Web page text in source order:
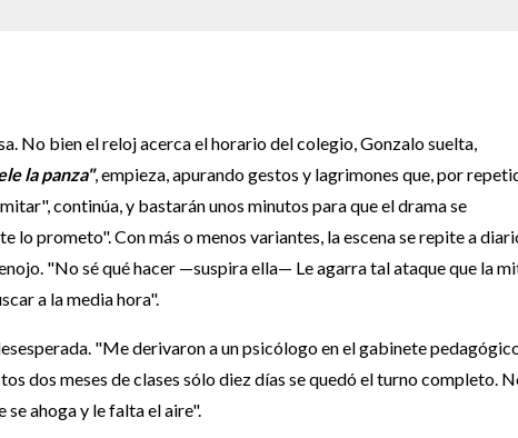
No bien el reloj acerca el horario del colegio, Gonzalo suelta,
la panza", empieza, apurando gestos y lagrimones que, por
continúa, y bastarán unos minutos para que el drama se
lo prometo". Con más o menos variantes, la escena se repite a
"No sé qué hacer —suspira ella— Le agarra tal ataque que la
a la media hora".
"Me derivaron a un psicólogo en el gabinete
dos meses de clases sólo diez días se quedó el turno completo.
ahoga y le falta el aire".